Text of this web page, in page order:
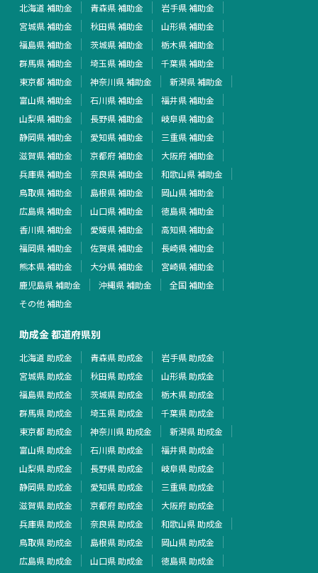
北海道 補助金 青森県 補助金
岩手県 補助金
宮城県 補助金
秋田県 補助金
山形県 補助金
福島県 補助金
茨城県 補助金
栃木県 補助金
群馬県 補助金
埼玉県 補助金
千葉県 補助金
東京都 補助金
神奈川県 補助金
新潟県 補助金
富山県 補助金
石川県 補助金
福井県 補助金
山梨県 補助金
長野県 補助金
岐阜県 補助金
静岡県 補助金
愛知県 補助金
三重県 補助金
滋賀県 補助金
京都府 補助金
大阪府 補助金
兵庫県 補助金
奈良県 補助金
和歌山県 補助金
鳥取県 補助金
島根県 補助金
岡山県 補助金
広島県 補助金
山口県 補助金
徳島県 補助金
香川県 補助金
愛媛県 補助金
高知県 補助金
福岡県 補助金
佐賀県 補助金
長崎県 補助金
熊本県 補助金
大分県 補助金
宮崎県 補助金
鹿児島県 補助金
沖縄県 補助金
全国 補助金
その他 補助金
助成金 都道府県別
北海道 助成金 青森県 助成金
岩手県 助成金
宮城県 助成金
秋田県 助成金
山形県 助成金
福島県 助成金
茨城県 助成金
栃木県 助成金
群馬県 助成金
埼玉県 助成金
千葉県 助成金
東京都 助成金
神奈川県 助成金
新潟県 助成金
富山県 助成金
石川県 助成金
福井県 助成金
山梨県 助成金
長野県 助成金
岐阜県 助成金
静岡県 助成金
愛知県 助成金
三重県 助成金
滋賀県 助成金
京都府 助成金
大阪府 助成金
兵庫県 助成金
奈良県 助成金
和歌山県 助成金
鳥取県 助成金
島根県 助成金
岡山県 助成金
広島県 助成金
山口県 助成金
徳島県 助成金